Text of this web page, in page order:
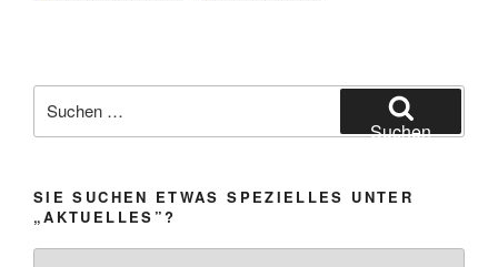
nach:
Suchen
SIE SUCHEN ETWAS SPEZIELLES UNTER
„AKTUELLES”?